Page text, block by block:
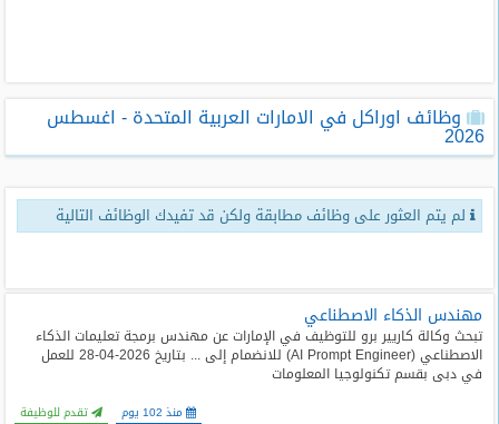
تصفح
الوظائف
وظائف
اليوم
اليوم
وظائف
مصر
اليوم
وظائف اوراكل في الامارات العربية المتحدة - اغسطس
2026
لم يتم العثور على وظائف مطابقة ولكن قد تفيدك الوظائف التالية
مهندس الذكاء الاصطناعي
تبحث وكالة كاريير برو للتوظيف في الإمارات عن مهندس برمجة تعليمات الذكاء
الاصطناعي (AI Prompt Engineer) للانضمام إلى ... بتاريخ 2026-04-28 للعمل
في دبى بقسم تكنولوجيا المعلومات
منذ 102 يوم تقدم للوظيفة